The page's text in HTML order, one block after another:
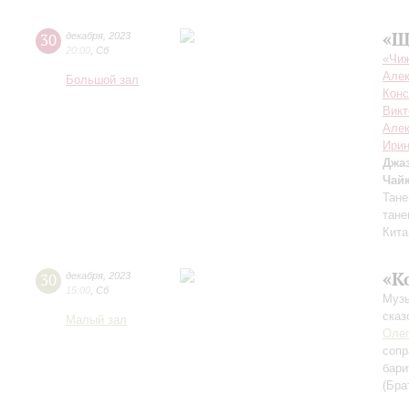
30 декабря 2023
20:00 Сб
Большой зал
30 декабря 2023
15:00 Сб
Малый зал